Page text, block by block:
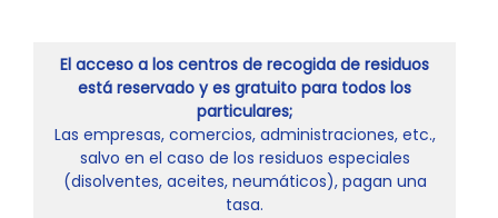
El acceso a los centros de recogida de residuos
está reservado y es gratuito para todos los
particulares;
Las empresas, comercios, administraciones, etc.,
salvo en el caso de los residuos especiales
(disolventes, aceites, neumáticos), pagan una
tasa.